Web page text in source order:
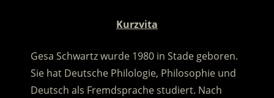
Kurzvita
Gesa Schwartz wurde 1980 in Stade geboren.
Sie hat Deutsche Philologie, Philosophie und
Deutsch als Fremdsprache studiert. Nach